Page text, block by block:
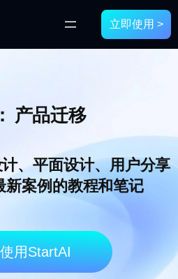
立即使用 >
产品迁移
、平面设计、用户分享
新案例的教程和笔记
用StartAI